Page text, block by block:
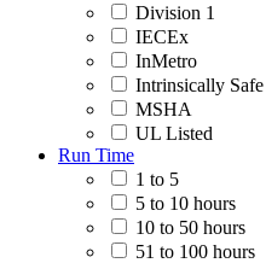
Division 1
IECEx
InMetro
Intrinsically Safe
MSHA
UL Listed
Run Time
1 to 5
5 to 10 hours
10 to 50 hours
51 to 100 hours